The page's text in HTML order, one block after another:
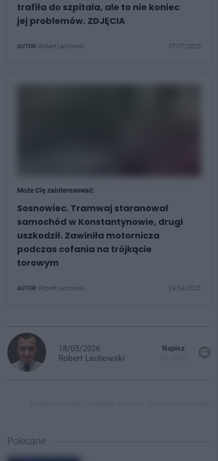
trafiła do szpitala, ale to nie koniec
jej problemów. ZDJĘCIA
AUTOR: Robert Lechowski 07/07/2025
Może Cię zainteresować:
Sosnowiec. Tramwaj staranował
samochód w Konstantynowie, drugi
uszkodził. Zawiniła motornicza
podczas cofania na trójkącie
torowym
AUTOR: Robert Lechowski 24/04/2025
18/05/2026
Robert Lechowski
Napisz
Polecane